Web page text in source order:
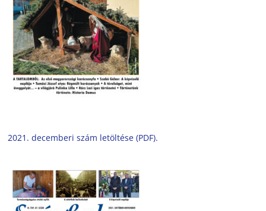
2021. decemberi szám letöltése (PDF).